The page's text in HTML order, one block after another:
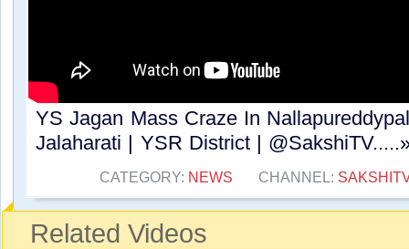
YS Jagan Mass Craze In
Jalaharati | YSR District |
CATEGORY: NEWS CHANNEL:
Related Videos